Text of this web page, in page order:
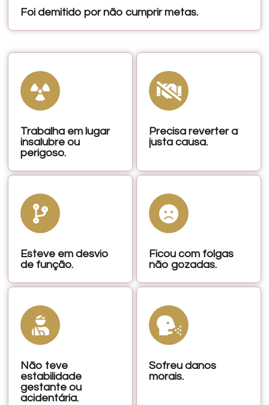
Foi demitido por não cumprir metas.
Trabalha em lugar
insalubre ou
perigoso.
Precisa reverter a
justa causa.
Esteve em desvio
de função.
Ficou com folgas
não gozadas.
Não teve
estabilidade
gestante ou
acidentária.
Sofreu danos
morais.